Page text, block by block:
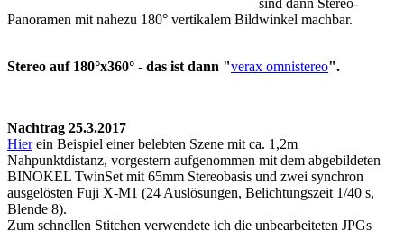
sind dann Stereo-
Panoramen mit nahezu 180° vertikalem Bildwinkel machbar.
Stereo auf 180°x360° - das ist dann "verax omnistereo".
Nachtrag 25.3.2017
Hierein Beispiel einer belebten Szene mit ca. 1,2m
Nahpunktdistanz, vorgestern aufgenommen mit dem abgebildeten
BINOKEL TwinSet mit 65mm Stereobasis und zwei synchron
ausgelösten Fuji X-M1 (24 Auslösungen, Belichtungszeit 1/40 s,
Blende 8).
Zum schnellen Stitchen verwendete ich die unbearbeiteten JPGs